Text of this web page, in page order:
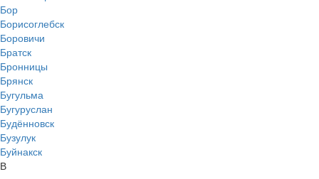
Бор
Борисоглебск
Боровичи
Братск
Бронницы
Брянск
Бугульма
Бугуруслан
Будённовск
Бузулук
Буйнакск
В